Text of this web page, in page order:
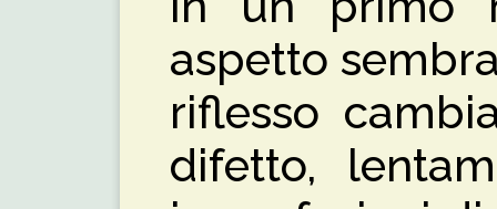
aspetto
riflesso
difetto,